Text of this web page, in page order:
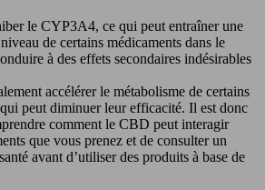
le CYP3A4, ce qui peut entraîner une
de certains médicaments dans le
à des effets secondaires indésirables
accélérer le métabolisme de certains
peut diminuer leur efficacité. Il est donc
comment le CBD peut interagir
que vous prenez et de consulter un
avant d’utiliser des produits à base de